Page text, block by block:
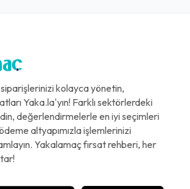
kolayca yönetin,
Yaka.la'yın! Farklı sektörlerdeki
değerlendirmelerle en iyi seçimleri
altyapımızla işlemlerinizi
Yakalamaç fırsat rehberi, her